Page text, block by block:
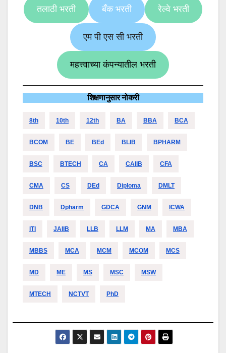
तलाठी भरती बँक भरती रेल्वे भरती
एम पी एस सी भरती
महत्त्वाच्या कंपन्यातील भरती
शिक्षणानुसार नोकरी
8th 10th 12th BA BBA BCA
BCOM BE BEd BLIB BPHARM
BSC BTECH CA CAIIB CFA
CMA CS DEd Diploma DMLT
DNB Dpharm GDCA GNM ICWA
ITI JAIIB LLB LLM MA MBA
MBBS MCA MCM MCOM MCS
MD ME MS MSC MSW
MTECH NCTVT PhD